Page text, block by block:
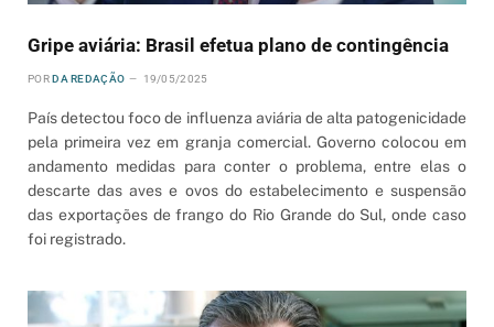
Gripe aviária: Brasil efetua plano de contingência
POR DA REDAÇÃO 19/05/2025
País detectou foco de influenza aviária de alta patogenicidade
pela primeira vez em granja comercial. Governo colocou em
andamento medidas para conter o problema, entre elas o
descarte das aves e ovos do estabelecimento e suspensão
das exportações de frango do Rio Grande do Sul, onde caso
foi registrado.